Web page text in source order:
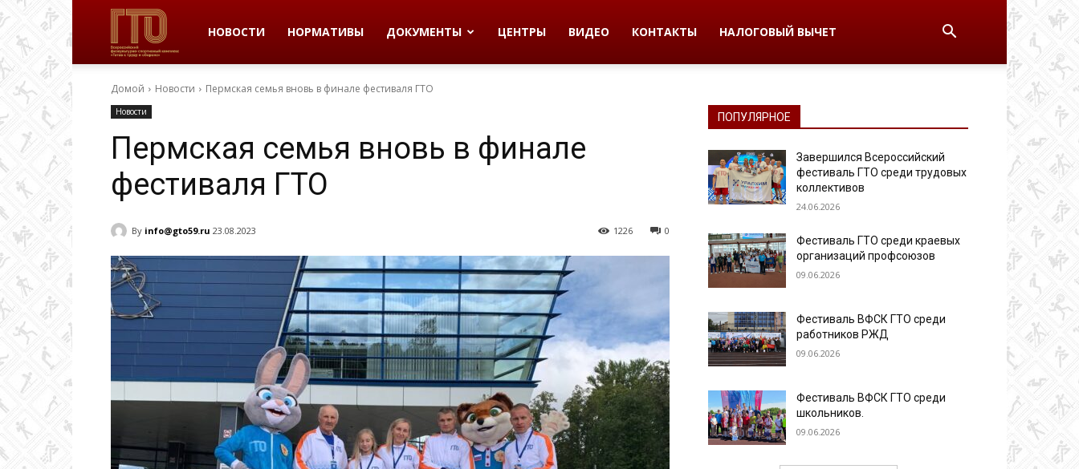
ВФСК
ГТО
в
крае
|
Колледж
НОВОСТИ НОРМАТИВЫ ДОКУМЕНТЫ ЦЕНТРЫ ВИДЕО КОНТАКТЫ НАЛОГОВЫЙ ВЫЧЕТ
Домой Новости Пермская семья вновь в финале фестиваля ГТО
Новости
Пермская семья вновь в финале
фестиваля ГТО
By info@gto59.ru 23.08.2023 0
1226
ПОПУЛЯРНОЕ
Завершился Всероссийский
фестиваль ГТО среди трудовых
коллективов
24.06.2026
Фестиваль ГТО среди краевых
организаций профсоюзов
09.06.2026
Фестиваль ВФСК ГТО среди
работников РЖД
09.06.2026
Фестиваль ВФСК ГТО среди
школьников.
09.06.2026